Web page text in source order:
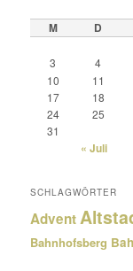
M D
3
4
10
11
17
18
24
25
31
« Juli
SCHLAGWÖRTER
Advent
Bahnhofsberg